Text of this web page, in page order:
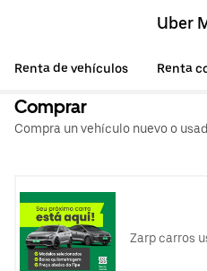
Uber
Renta de vehículos Renta
Comprar
Compra un vehículo nuevo o
Zarp carros